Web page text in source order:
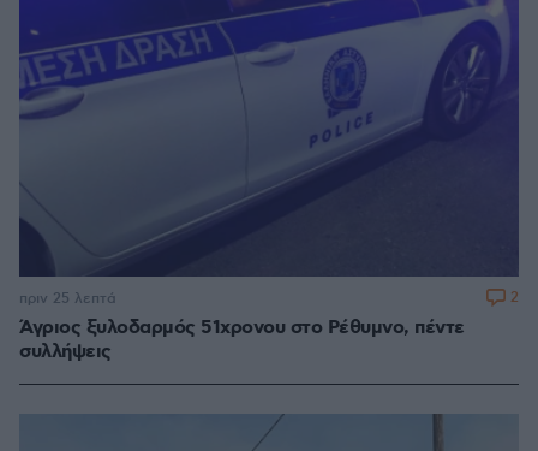
Άγριος ξυλοδαρμός 51χρονου στο Ρέθυμνο, πέντε
συλλήψεις
πριν 25 λεπτά 2